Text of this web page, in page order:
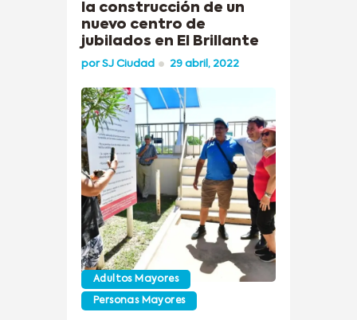
la construcción de un
nuevo centro de
jubilados en El Brillante
porSJ Ciudad 29 abril, 2022
Adultos Mayores
Personas Mayores